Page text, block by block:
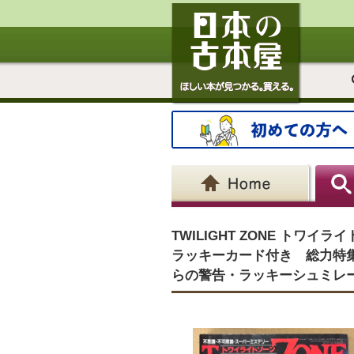
TWILIGHT ZONE トワイラ
ラッキーカード付き 総力特
らの警告・ラッキーシュミ